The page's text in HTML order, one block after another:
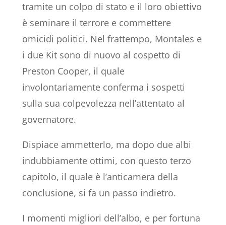
tramite un colpo di stato e il loro obiettivo
è seminare il terrore e commettere
omicidi politici. Nel frattempo, Montales e
i due Kit sono di nuovo al cospetto di
Preston Cooper, il quale
involontariamente conferma i sospetti
sulla sua colpevolezza nell’attentato al
governatore.
Dispiace ammetterlo, ma dopo due albi
indubbiamente ottimi, con questo terzo
capitolo, il quale è l’anticamera della
conclusione, si fa un passo indietro.
I momenti migliori dell’albo, e per fortuna